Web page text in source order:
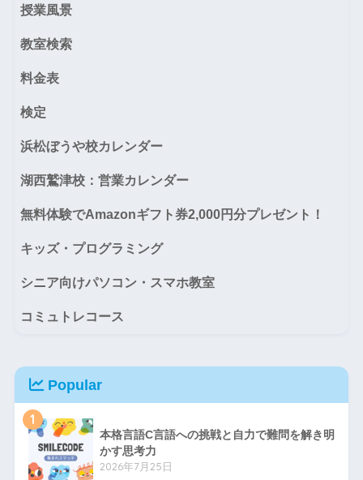
授業風景
教室検索
料金表
検定
浜松ぼうや校カレンダー
湖西鷲津校：営業カレンダー
無料体験でAmazonギフト券2,000円分プレゼント！
キッズ・プログラミング
シニア向けパソコン・スマホ教室
コミュトレコース
Popular
1
本格言語C言語への挑戦と自力で難問を解き明
かす思考力
2026年7月25日